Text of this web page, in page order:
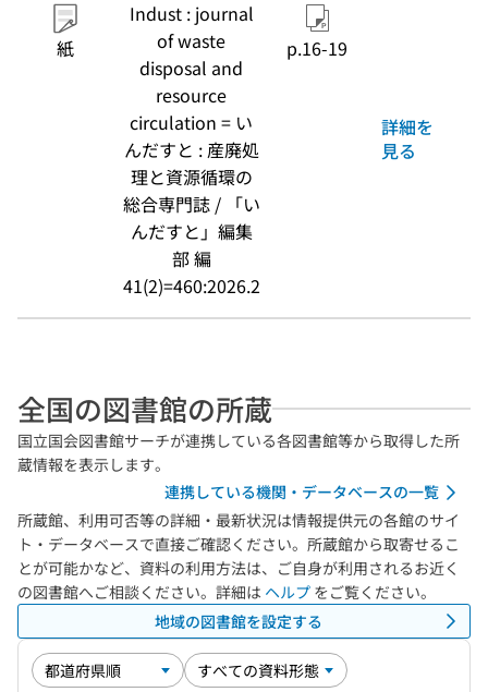
紙
Indust : journal
of waste
disposal and
resource
circulation = い
んだすと : 産廃処
理と資源循環の
総合専門誌 / 「い
んだすと」編集
部 編
41(2)=460:2026.2
p.16-19
詳細を
見る
全国の図書館の所蔵
国立国会図書館サーチが連携している各図書館等から取得した所
蔵情報を表示します。
連携している機関・データベースの一覧
所蔵館、利用可否等の詳細・最新状況は情報提供元の各館のサイ
ト・データベースで直接ご確認ください。所蔵館から取寄せるこ
とが可能かなど、資料の利用方法は、ご自身が利用されるお近く
の図書館へご相談ください。詳細は ヘルプ をご覧ください。
地域の図書館を設定する